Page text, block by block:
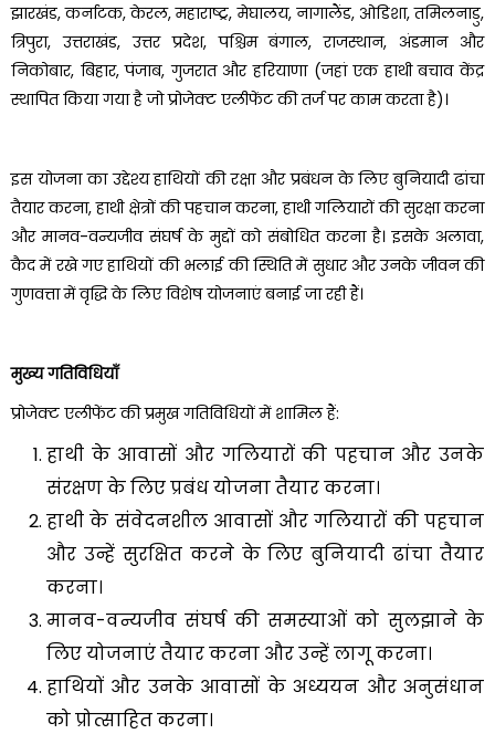
झारखंड, कर्नाटक, केरल, महाराष्ट्र, मेघालय, नागालैंड, ओडिशा, तमिलनाडु,
त्रिपुरा, उत्तराखंड, उत्तर प्रदेश, पश्चिम बंगाल, राजस्थान, अंडमान और
निकोबार, बिहार, पंजाब, गुजरात और हरियाणा (जहां एक हाथी बचाव केंद्र
स्थापित किया गया है जो प्रोजेक्ट एलीफेंट की तर्ज पर काम करता है)।
इस योजना का उद्देश्य हाथियों की रक्षा और प्रबंधन के लिए बुनियादी ढांचा
तैयार करना, हाथी क्षेत्रों की पहचान करना, हाथी गलियारों की सुरक्षा करना
और मानव-वन्यजीव संघर्ष के मुद्दों को संबोधित करना है। इसके अलावा,
कैद में रखे गए हाथियों की भलाई की स्थिति में सुधार और उनके जीवन की
गुणवत्ता में वृद्धि के लिए विशेष योजनाएं बनाई जा रही हैं।
मुख्य गतिविधियाँ
प्रोजेक्ट एलीफेंट की प्रमुख गतिविधियों में शामिल हैं:
हाथी के आवासों और गलियारों की पहचान और उनके
संरक्षण के लिए प्रबंध योजना तैयार करना।
हाथी के संवेदनशील आवासों और गलियारों की पहचान
और उन्हें सुरक्षित करने के लिए बुनियादी ढांचा तैयार
करना।
मानव-वन्यजीव संघर्ष की समस्याओं को सुलझाने के
लिए योजनाएं तैयार करना और उन्हें लागू करना।
हाथियों और उनके आवासों के अध्ययन और अनुसंधान
को प्रोत्साहित करना।